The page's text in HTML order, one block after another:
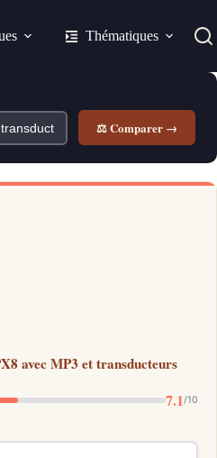
Thématiques
⚖ Comparer →
avec MP3 et transducteurs
7.1/10